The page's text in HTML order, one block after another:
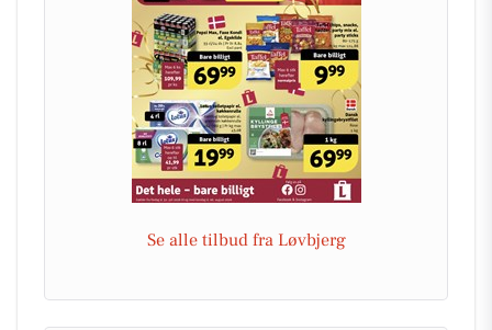
Se alle tilbud fra Løvbjerg